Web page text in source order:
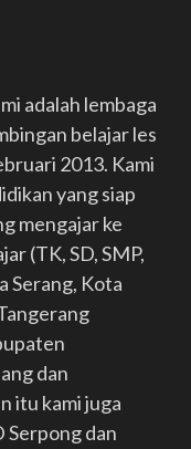
adalah lembaga
belajar les
2013. Kami
yang siap
mengajar ke
(TK, SD, SMP,
Serang, Kota
dan
itu kami juga
Serpong dan